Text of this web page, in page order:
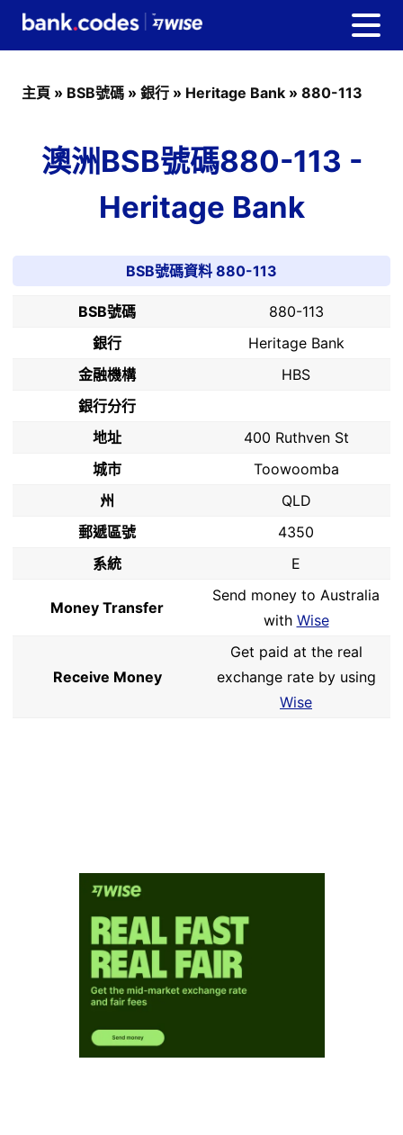
主頁 » BSB號碼 » 銀行 » Heritage Bank » 880-113
澳洲BSB號碼880-113 -
Heritage Bank
BSB號碼資料 880-113
BSB號碼
880-113
銀行
Heritage Bank
金融機構
HBS
銀行分行
地址
400 Ruthven St
城市
Toowoomba
州
QLD
郵遞區號
4350
系統
E
Money Transfer
Send money to Australia
with Wise
Receive Money
Get paid at the real
exchange rate by using
Wise